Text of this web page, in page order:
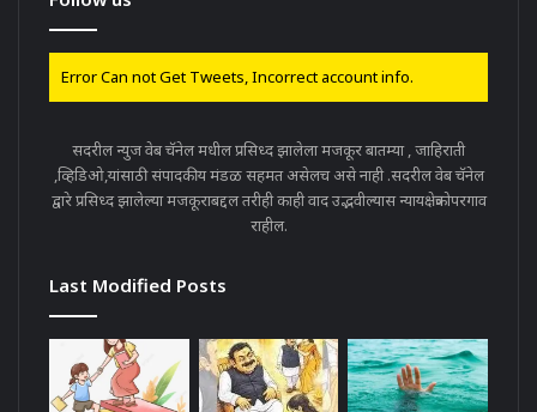
Error Can not Get Tweets, Incorrect account info.
सदरील न्युज वेब चॅनेल मधील प्रसिध्द झालेला मजकूर बातम्या , जाहिराती
,व्हिडिओ,यांसाठी संपादकीय मंडळ सहमत असेलच असे नाही .सदरील वेब चॅनेल
द्वारे प्रसिध्द झालेल्या मजकूराबद्दल तरीही काही वाद उद्भवील्यास न्यायक्षेत्रकोपरगाव
राहील.
Last Modified Posts